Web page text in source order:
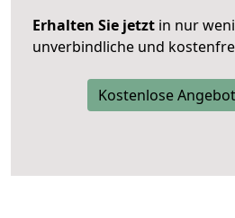
Erhalten Sie jetzt in nur
unverbindliche und
Kostenlose